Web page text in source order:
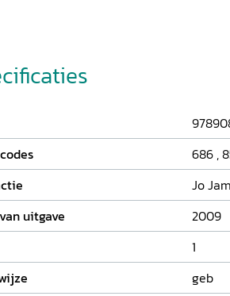
buiten het centrum. Daar kreeg
bekendheid en daar werden
een zuigelingenkliniek en een
moeders gevestigd. Dit alles op
de Academie Verloskunde
Zuyd de opleiding van
boek beschrijft verschillende
Vroedvrouwenschool, aangevuld met
de zwangere vrouwen.
686 ,
Jo
uitgave
2009
1
geb